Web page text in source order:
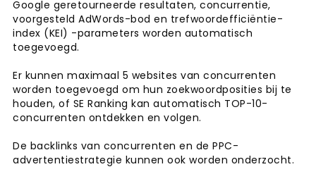
Google geretourneerde resultaten, concurrentie,
voorgesteld AdWords-bod en trefwoordefficiëntie-
index (KEI) -parameters worden automatisch
toegevoegd.
Er kunnen maximaal 5 websites van concurrenten
worden toegevoegd om hun zoekwoordposities bij te
houden, of SE Ranking kan automatisch TOP-10-
concurrenten ontdekken en volgen.
De backlinks van concurrenten en de PPC-
advertentiestrategie kunnen ook worden onderzocht.